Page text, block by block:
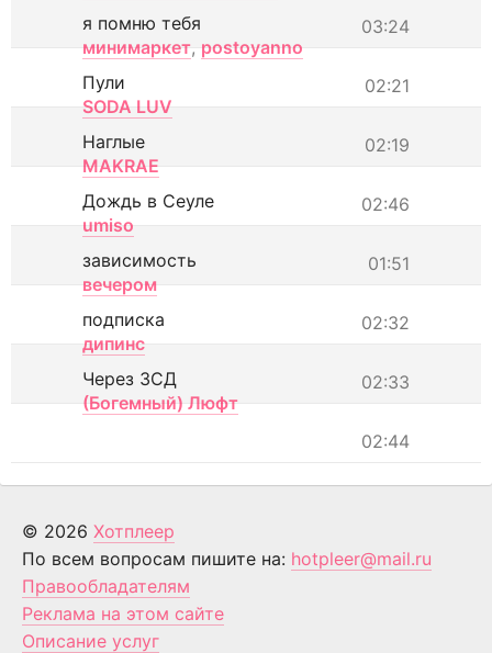
03:24
я помню тебя
минимаркет, postoyanno
02:21
Пули
SODA LUV
02:19
Наглые
MAKRAE
02:46
Дождь в Сеуле
umiso
01:51
зависимость
вечером
02:32
подписка
дипинс
02:33
Через ЗСД
(Богемный) Люфт
02:44
© 2026 Хотплеер
По всем вопросам пишите на: hotpleer@mail.ru
Правообладателям
Реклама на этом сайте
Описание услуг